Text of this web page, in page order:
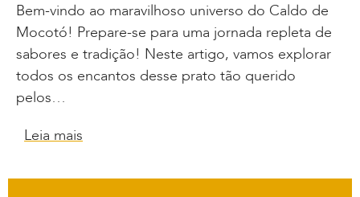
Bem-vindo ao maravilhoso universo do Caldo de
Mocotó! Prepare-se para uma jornada repleta de
sabores e tradição! Neste artigo, vamos explorar
todos os encantos desse prato tão querido
pelos…
Leia mais